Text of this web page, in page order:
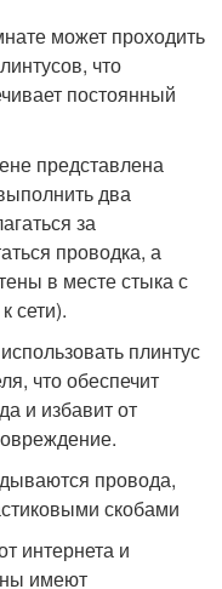
может проходить
что
постоянный
представлена
два
за
проводка, а
в месте стыка с
сети).
плинтус
что обеспечит
и избавит от
провода,
скобами
интернета и
имеют